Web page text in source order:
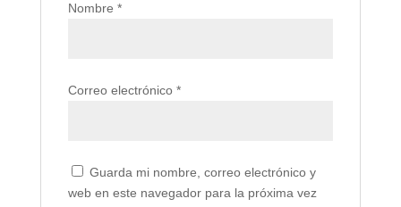
Nombre *
Correo electrónico *
Guarda mi nombre, correo electrónico y
web en este navegador para la próxima vez